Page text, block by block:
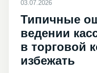
03.07.2026
Типичные
ведении
в торговой
избежать